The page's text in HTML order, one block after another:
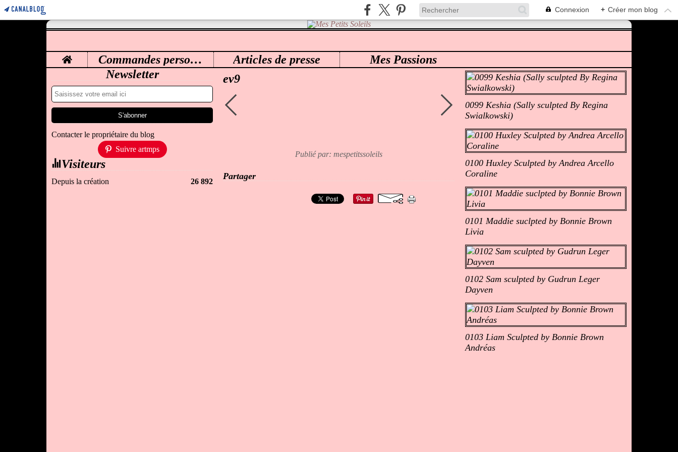
Connexion + Créer mon blog
Home Commandes personnalisées Articles de presse
Mes Passions
Newsletter
Contacter le propriétaire du blog
Suivre artmps
Visiteurs
Depuis la création 26 892
MES PETITS SOLEILS > 0104 CAMMI SCULPTED BY PING LAU EVA-MAE > EV9
ev9
Publié par: mespetitssoleils
Partager
0099 Keshia (Sally sculpted By Regina
Swialkowski)
0100 Huxley Sculpted by Andrea Arcello
Coraline
0101 Maddie suclpted by Bonnie Brown
Livia
0102 Sam sculpted by Gudrun Leger
Dayven
0103 Liam Sculpted by Bonnie Brown
Andréas